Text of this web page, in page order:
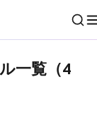
一覧（4